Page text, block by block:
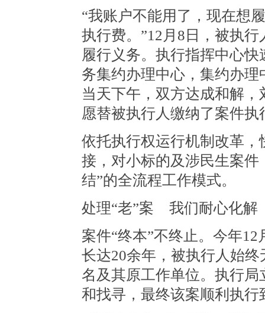
“我账户不能用了，现在想
执行费。”12月8日，被执
履行义务。执行指挥中心
务集约办理中心，集约办
当天下午，双方达成和解
愿替被执行人缴纳了案件执
依托执行权运行机制改革
接，对小标的及涉民生案
结”的全流程工作模式。
处理“老”案 我们耐心化解
案件“终本”不终止。今年
长达20余年，被执行人始
名及其原工作单位。执行
和找寻，最终该案顺利执